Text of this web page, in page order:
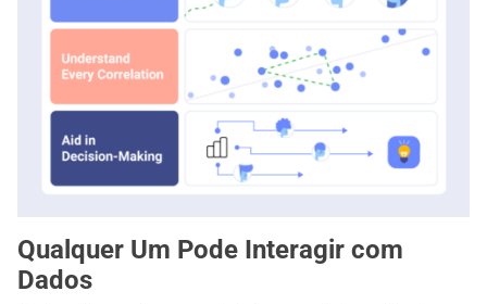
Qualquer Um Pode Interagir com
Dados